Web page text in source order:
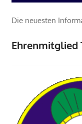
Die neuesten
Ehrenmitglied